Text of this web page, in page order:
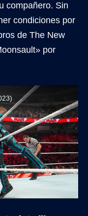
compañero. Sin
condiciones por
de The New
por